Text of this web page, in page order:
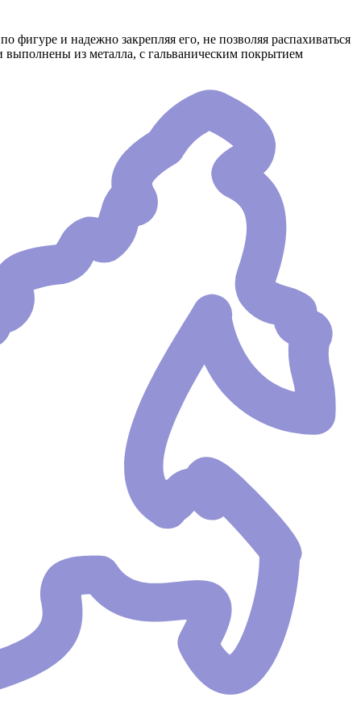
и надежно закрепляя его, не позволяя распахиваться
выполнены из металла, с гальваническим покрытием